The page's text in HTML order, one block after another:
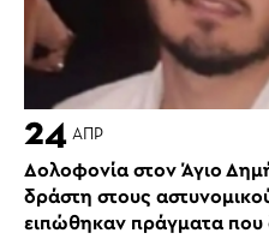
24 ΑΠΡ
Δολοφονία στον Άγιο
δράστη στους
ειπώθηκαν πράγματα που